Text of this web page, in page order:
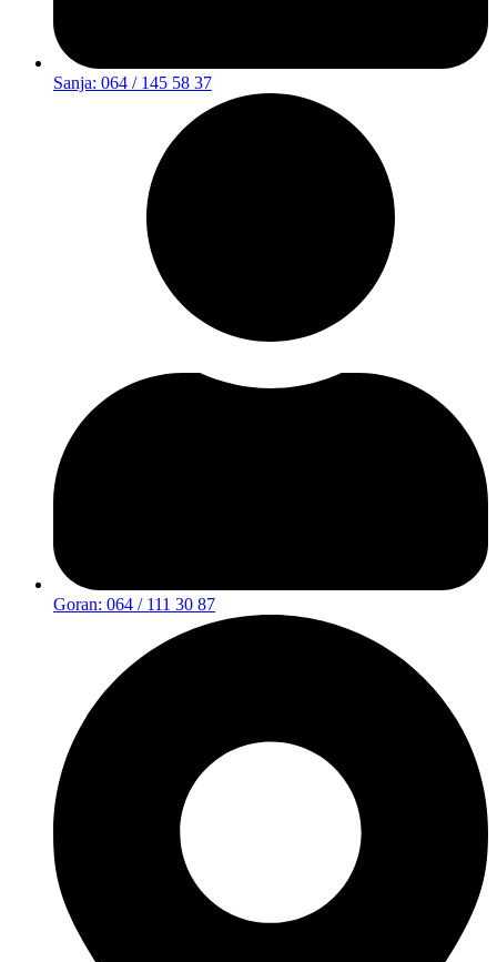
Sanja: 064 / 145 58 37
Goran: 064 / 111 30 87